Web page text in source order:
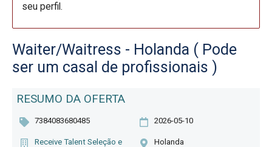
seu perfil.
Waiter/Waitress - Holanda ( Pode
ser um casal de profissionais )
RESUMO DA OFERTA
7384083680485 2026-05-10
Receive Talent Seleção e
Holanda